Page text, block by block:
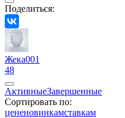
Поделиться:
Жека001
48
АктивныеЗавершенные
Сортировать по:
цененовинкамставкам